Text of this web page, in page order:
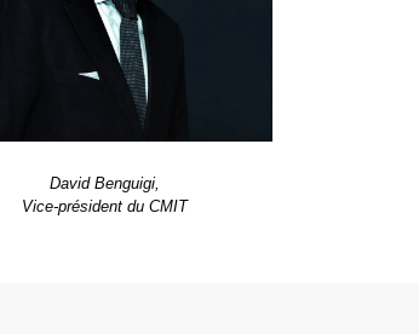
David Benguigi,
Vice-président du CMIT